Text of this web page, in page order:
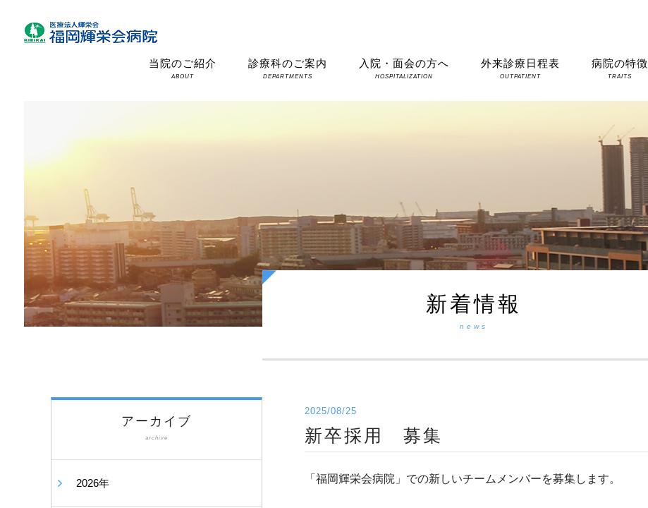
病院の特徴
TRAITS
外来診療日程表
OUTPATIENT
入院・面会の方へ
HOSPITALIZATION
診療科のご案内
DEPARTMENTS
当院のご紹介
ABOUT
新着情報
news
2025/08/25
新卒採用 募集
「福岡輝栄会病院」での新しいチームメンバーを募集します。
アーカイブ
archive
2026年